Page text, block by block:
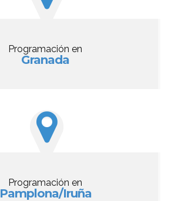
Programación en
Granada
Programación en
Pamplona/Iruña